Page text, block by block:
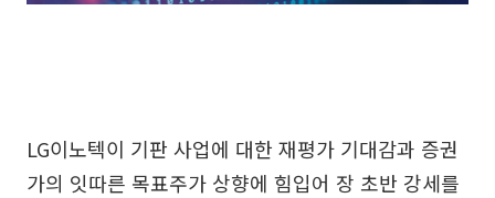
LG이노텍이 기판 사업에 대한 재평가 기대감과 증권
가의 잇따른 목표주가 상향에 힘입어 장 초반 강세를